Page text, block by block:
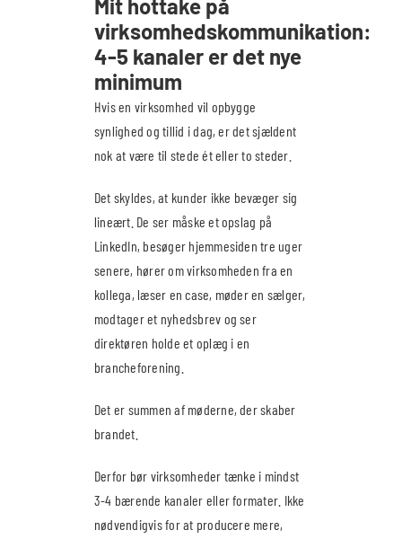
Mit hottake på
virksomhedskommunikation:
4-5 kanaler er det nye
minimum
Hvis en virksomhed vil opbygge
synlighed og tillid i dag, er det sjældent
nok at være til stede ét eller to steder.
Det skyldes, at kunder ikke bevæger sig
lineært. De ser måske et opslag på
LinkedIn, besøger hjemmesiden tre uger
senere, hører om virksomheden fra en
kollega, læser en case, møder en sælger,
modtager et nyhedsbrev og ser
direktøren holde et oplæg i en
brancheforening.
Det er summen af møderne, der skaber
brandet.
Derfor bør virksomheder tænke i mindst
3-4 bærende kanaler eller formater. Ikke
nødvendigvis for at producere mere,